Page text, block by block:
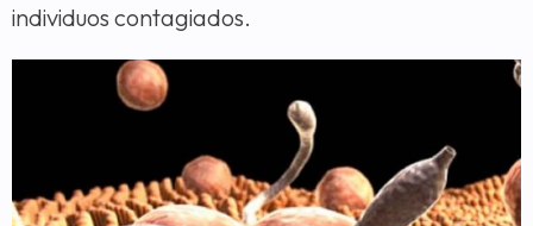
individuos contagiados.